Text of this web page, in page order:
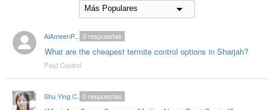
AlAmeenPestControl
What are the cheapest termite control options in Sharjah?
0respuestas
Pest Control
Shu Ying Chua0respuestas